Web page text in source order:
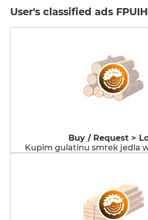
User's classified ads
Buy / Request >
Kupim gulatinu smrek jedla